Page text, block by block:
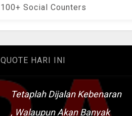
100+ Social Counters
QUOTE HARI INI
Tetaplah Dijalan Kebenaran
, Walaupun Akan Banyak